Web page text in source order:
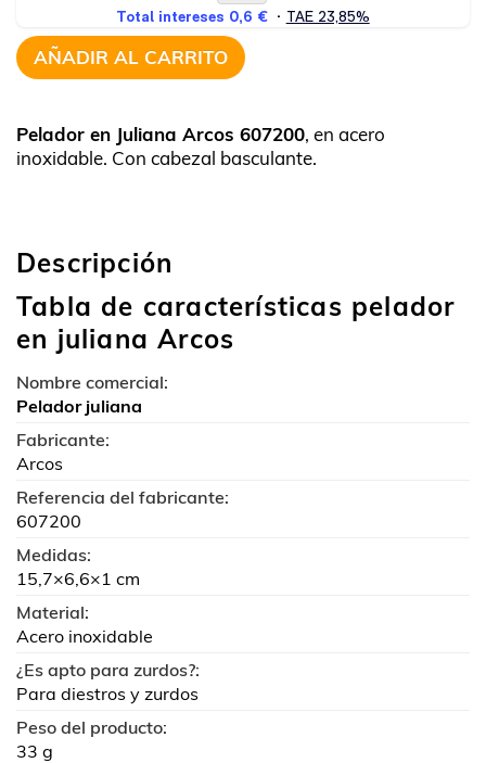
AÑADIR AL CARRITO
Pelador en Juliana Arcos 607200, en acero
inoxidable. Con cabezal basculante.
Descripción
Tabla de características pelador
en juliana Arcos
Nombre comercial:
Pelador juliana
Fabricante:
Arcos
Referencia del fabricante:
607200
Medidas:
15,7×6,6×1 cm
Material:
Acero inoxidable
¿Es apto para zurdos?:
Para diestros y zurdos
Peso del producto:
33 g